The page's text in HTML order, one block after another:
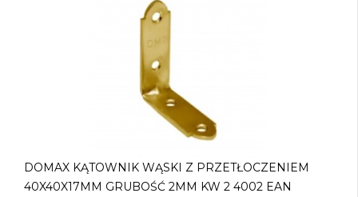
DOMAX KĄTOWNIK WĄSKI Z PRZETŁOCZENIEM
40X40X17MM GRUBOŚĆ 2MM KW 2 4002 EAN